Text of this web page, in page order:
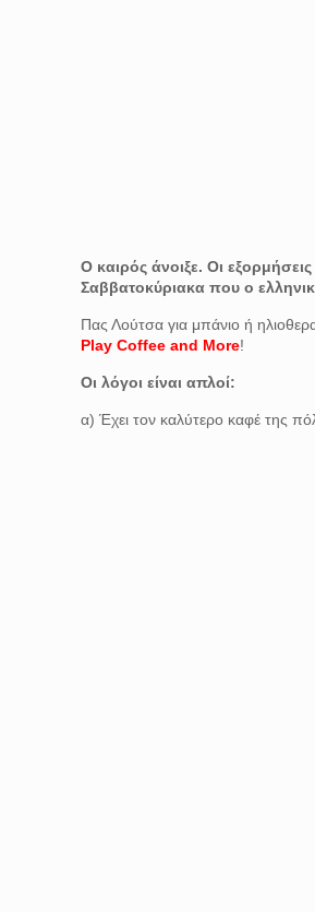
Ο καιρός άνοιξε. Οι
Σαββατοκύριακα που ο
Πας Λούτσα για μπάνιο ή
Play Coffee and More!
Οι λόγοι είναι απλοί:
α) Έχει τον καλύτερο καφέ της